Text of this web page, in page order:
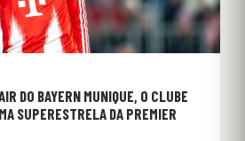
DO BAYERN MUNIQUE, O CLUBE
SUPERESTRELA DA PREMIER